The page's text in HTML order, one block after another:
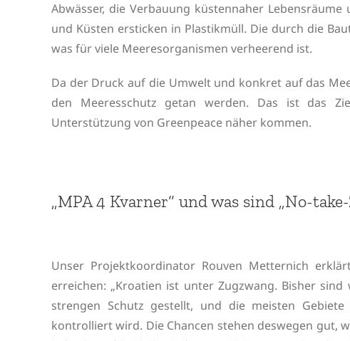
Abwässer, die Verbauung küstennaher
und Küsten ersticken in Plastikmüll. Die durch die
was für viele Meeresorganismen verheerend ist.
Da der Druck auf die Umwelt und konkret auf das
den Meeresschutz getan werden. Das ist das
Unterstützung von Greenpeace näher kommen.
„MPA 4 Kvarner“ und was sind „No-
Unser Projektkoordinator Rouven Metternich
erreichen: „Kroatien ist unter Zugzwang. Bisher
strengen Schutz gestellt, und die meisten
kontrolliert wird. Die Chancen stehen deswegen gut,